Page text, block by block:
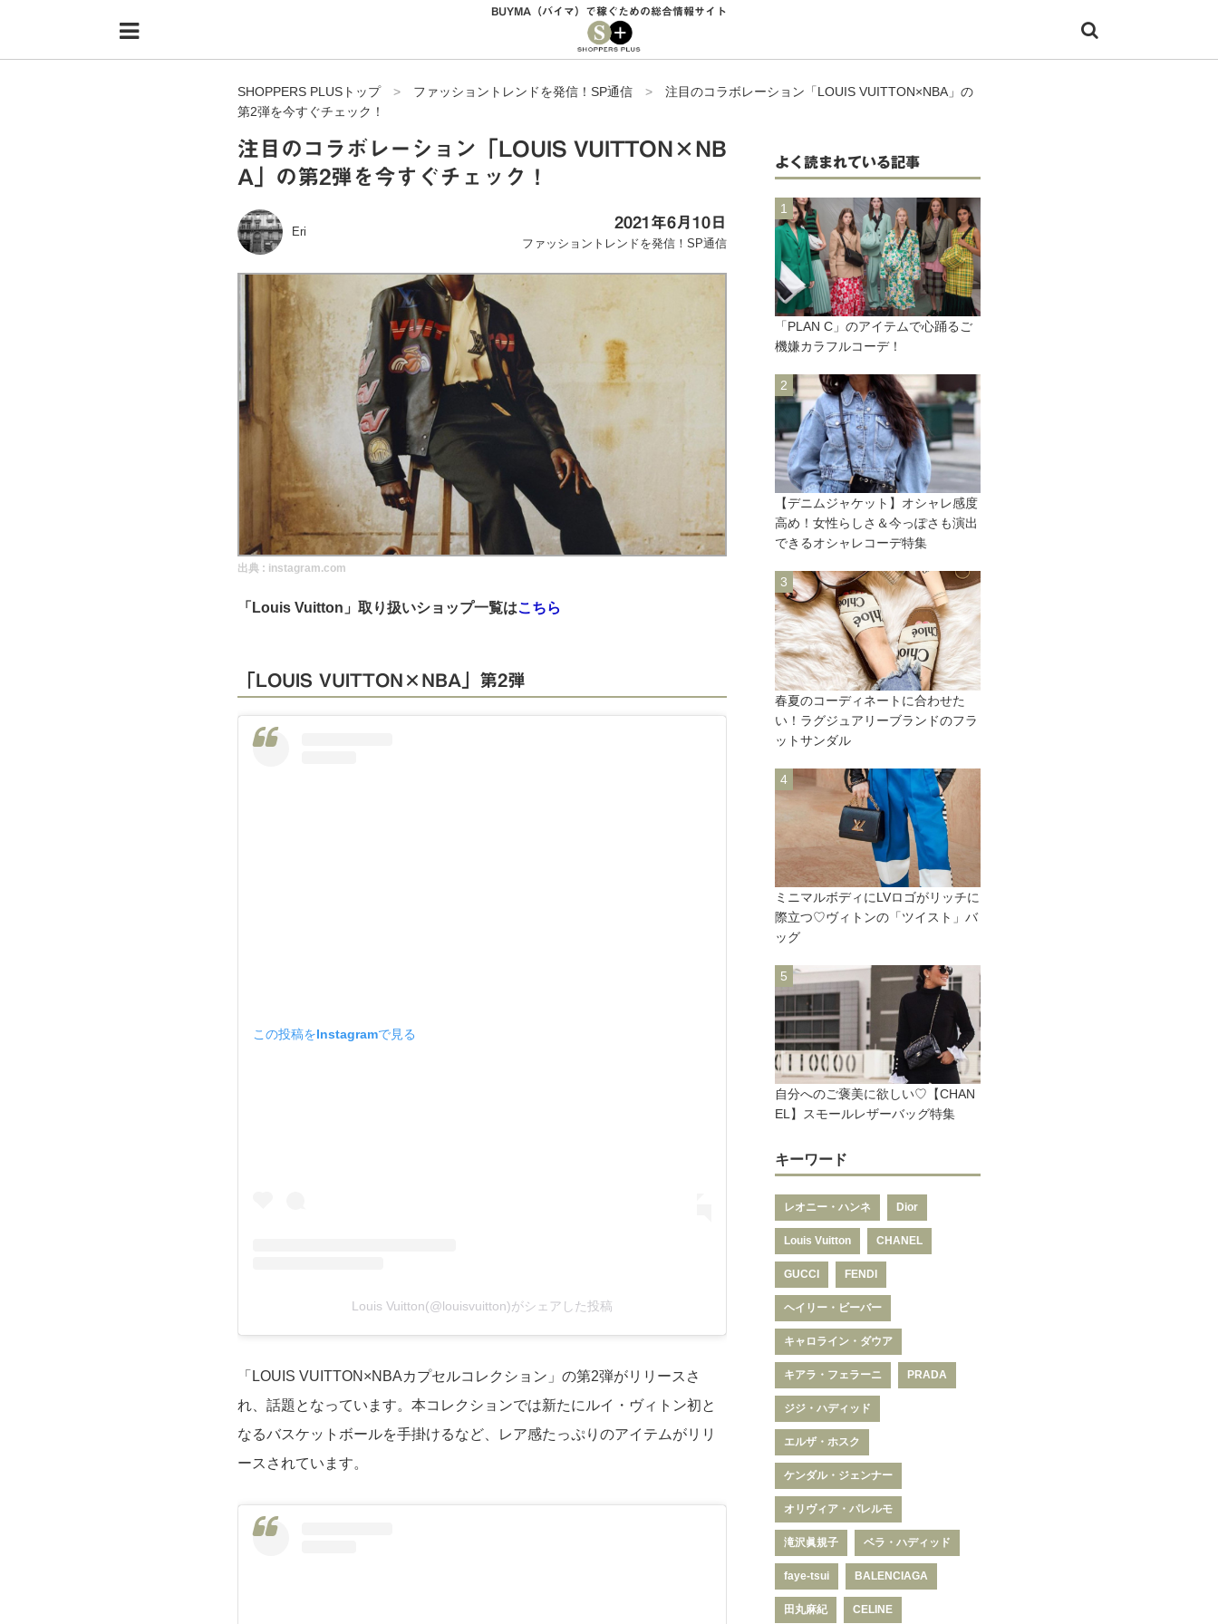
HOME
無在庫で自由気ままに稼ぐ！バイマ実践記
バイマの疑問に現役パーソナルショッパーが答えてみた
バイマ活動の疑問に売れっ子現役バイヤーが答えてみた
BUYMA（バイマ）で稼ぐための総合情報サイト
SHOPPERS PLUSトップ> ファッショントレンドを発信！SP通信 > 注目のコラボレーション「LOUIS VUITTON×NBA」の
第2弾を今すぐチェック！
注目のコラボレーション「LOUIS VUITTON×NB
A」の第2弾を今すぐチェック！
Eri
2021年6月10日
ファッショントレンドを発信！SP通信
出典 : instagram.com
「Louis Vuitton」取り扱いショップ一覧はこちら
「LOUIS VUITTON×NBA」第2弾
この投稿をInstagramで見る
Louis Vuitton(@louisvuitton)がシェアした投稿
「LOUIS VUITTON×NBAカプセルコレクション」の第2弾がリリースさ
れ、話題となっています。本コレクションでは新たにルイ・ヴィトン初と
なるバスケットボールを手掛けるなど、レア感たっぷりのアイテムがリリ
ースされています。
よく読まれている記事
「PLAN C」のアイテムで心踊るご
機嫌カラフルコーデ！
【デニムジャケット】オシャレ感度
高め！女性らしさ＆今っぽさも演出
できるオシャレコーデ特集
春夏のコーディネートに合わせた
い！ラグジュアリーブランドのフラ
ットサンダル
ミニマルボディにLVロゴがリッチに
際立つ♡ヴィトンの「ツイスト」バ
ッグ
自分へのご褒美に欲しい♡【CHAN
EL】スモールレザーバッグ特集
キーワード
レオニー・ハンネ Dior
Louis Vuitton CHANEL
GUCCI FENDI
ヘイリー・ビーバー
キャロライン・ダウア
キアラ・フェラーニ PRADA
ジジ・ハディッド
エルザ・ホスク
ケンダル・ジェンナー
オリヴィア・パレルモ
滝沢眞規子 ベラ・ハディッド
faye-tsui BALENCIAGA
田丸麻紀 CELINE